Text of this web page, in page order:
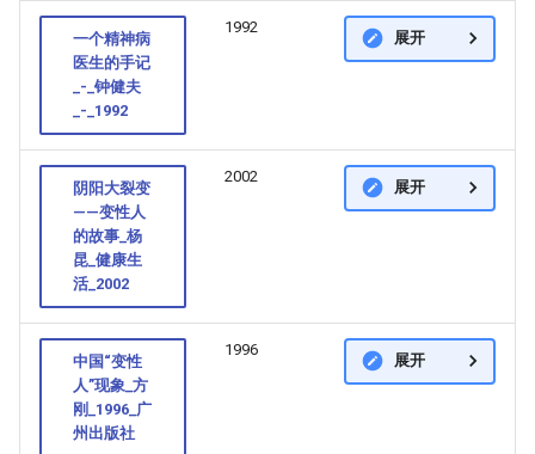
一个精神病
医生的手记
_-_钟健夫
_-_1992
1992
展开
阴阳大裂变
——变性人
的故事_杨
昆_健康生
活_2002
2002
展开
中国“变性
人”现象_方
刚_1996_广
州出版社
1996
展开